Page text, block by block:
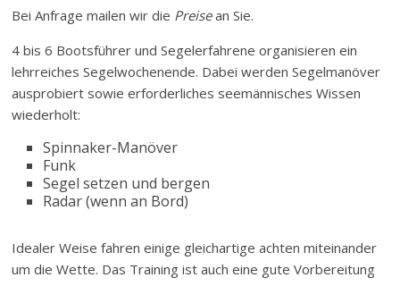
Bei Anfrage mailen wir die Preisean Sie.
4 bis 6 Bootsführer und Segelerfahrene organisieren ein
lehrreiches Segelwochenende. Dabei werden Segelmanöver
ausprobiert sowie erforderliches seemännisches Wissen
wiederholt:
Spinnaker-Manöver
Funk
Segel setzen und bergen
Radar (wenn an Bord)
Idealer Weise fahren einige gleichartige achten miteinander
um die Wette. Das Training ist auch eine gute Vorbereitung